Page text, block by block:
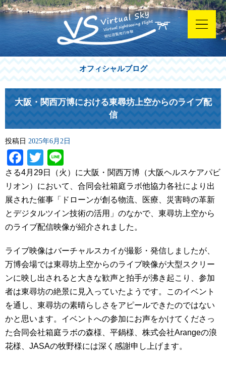
オフィシャルブログ
大阪・関西万博における東尋坊上空からのライブ配
信
投稿日 2025年6月2日
Facebook
Twitter
さる4月29日（火）に大阪・関西万博（大阪ヘルスケアパビ
リオン）において、合同会社箱庭ラボ他協力各社により出
展された催事「ドローンが創る物流、医療、災害時の革新
とデジタルツイン技術の活用」のなかで、東尋坊上空から
のライブ配信映像が紹介されました。
ライブ映像はバーチャルスカイが撮影・発信しましたが、
万博会場では東尋坊上空からのライブ映像が大型スクリー
ンに映し出されると大きな歓声と拍手が沸き起こり、参加
者は東尋坊の絶景に見入っていたようです。このイベント
を通し、東尋坊の素晴らしさをアピールできたのではない
かと思います。イベントへの参加にお声をかけてくださっ
た合同会社箱庭ラボの森様、平鍋様、株式会社Arangeの浪
花様、JASAの牧野様には深く感謝申し上げます。